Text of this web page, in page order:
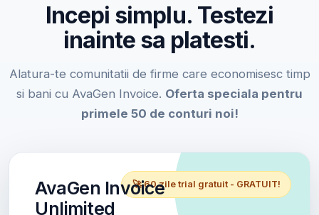
Incepi simplu. Testezi
inainte sa platesti.
Alatura-te comunitatii de firme care economisesc timp
si bani cu AvaGen Invoice. Oferta speciala pentru
primele 50 de conturi noi!
🚀 60 zile trial gratuit - GRATUIT!
AvaGen Invoice
Unlimited